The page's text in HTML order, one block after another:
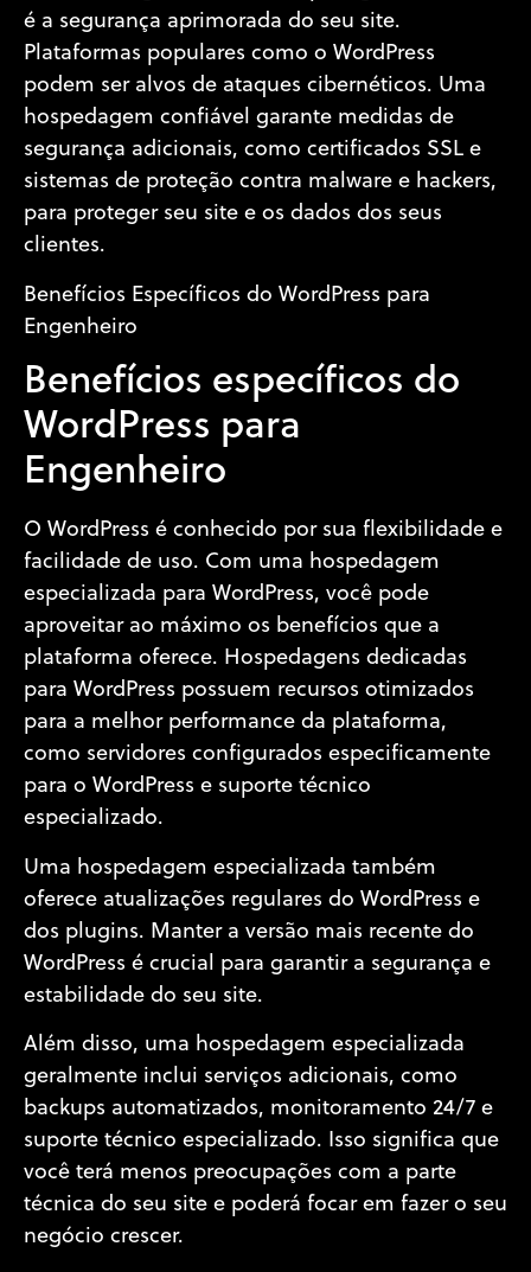
é a segurança aprimorada do seu site.
Plataformas populares como o WordPress
podem ser alvos de ataques cibernéticos. Uma
hospedagem confiável garante medidas de
segurança adicionais, como certificados SSL e
sistemas de proteção contra malware e hackers,
para proteger seu site e os dados dos seus
clientes.
Benefícios Específicos do WordPress para
Engenheiro
Benefícios específicos do
WordPress para
Engenheiro
O WordPress é conhecido por sua flexibilidade e
facilidade de uso. Com uma hospedagem
especializada para WordPress, você pode
aproveitar ao máximo os benefícios que a
plataforma oferece. Hospedagens dedicadas
para WordPress possuem recursos otimizados
para a melhor performance da plataforma,
como servidores configurados especificamente
para o WordPress e suporte técnico
especializado.
Uma hospedagem especializada também
oferece atualizações regulares do WordPress e
dos plugins. Manter a versão mais recente do
WordPress é crucial para garantir a segurança e
estabilidade do seu site.
Além disso, uma hospedagem especializada
geralmente inclui serviços adicionais, como
backups automatizados, monitoramento 24/7 e
suporte técnico especializado. Isso significa que
você terá menos preocupações com a parte
técnica do seu site e poderá focar em fazer o seu
negócio crescer.